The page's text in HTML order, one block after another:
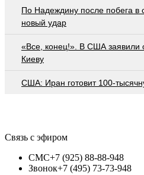
По Надеждину после побега в
новый удар
«Все, конец!». В США заявили
Киеву
США: Иран готовит 100-
Связь с эфиром
СМС+7 (925) 88-88-948
Звонок+7 (495) 73-73-948